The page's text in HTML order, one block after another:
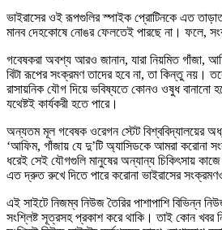
ভাইরাসের ওই রূপগুলির স্পাইক প্রোটিনকে এত
মানব দেহকোষে নোঙর ফেলতেই পারছে না। ফলে,
গবেষকরা অবশ্য আরও জানান, যারা নিয়মিত গাঁজা,
বিটা রূপের সংক্রমণ তাদের হবে না, তা কিন্তু নয়।
রাসায়নিক যৌগ দিয়ে ভবিষ্যতে কোনও ওষুধ বানানো
যথেষ্টই কার্যকরী হতে পারে।
অন্যতম মূল গবেষক ওরেগন স্টেট বিশ্ববিদ্যালয়ের
‘আফিম, গাঁজায় যে দু’টি অ্যাসিডকে আমরা করোনা
ধরেই সেই যৌগগুলি মানুষের অন্যান্য চিকিৎসায়
এত দ্রুত রুখে দিতে পারে করোনা ভাইরাসের
এই সাইটে নিজম্ব নিউজ তৈরির পাশাপাশি বিভিন্ন
সংশ্লিষ্ট সূত্রসহ প্রকাশ করে থাকি। তাই কোন খবর